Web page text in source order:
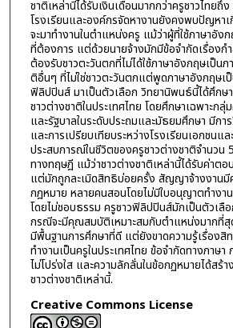
ชาติเหล่านี้ได้รับเงินเดือนมากกว่าครูชาวไทยถึ
โรงเรียนและองค์กรจัดหางานยังคงพบปัญหา
จะมาทำงานในตำแหน่งครู แม้ว่าผู้ที่ใช้ภาษาอัง
ที่ต้องการ แต่ด้วยนายจ้างมักมีข้อจำกัดเรื่องก
ต้องรับชาวตะวันตกที่ไม่ได้ใช้ภาษาอังกฤษเป็น
ติอื่นๆ ที่ไม่ใช่ชาวตะวันตกแต่พูดภาษาอังกฤษเ
ฟิลิปปินส์ มาเป็นตัวเลือก วิทยานิพนธ์นี้ได้ศึกษ
ชาวต่างชาติในประเทศไทย โดยศึกษาเฉพาะกลุ่
และรัฐบาลในระดับประถมและมัธยมศึกษา มีกา
และการเปรียบเทียบระหว่างโรงเรียนเอกชนแ
ประสบการณ์ในชีวิตของครูชาวต่างชาติจำนวน
ทางทฤษฎี แม้ว่าชาวต่างชาติเหล่านี้ได้รับค่าต
แต่มักถูกละเมิดสิทธิบ่อยครั้ง สัญญาจ้างงานมี
กฎหมาย หลายคนสอนโดยไม่มีใบอนุญาตทำงา
โดยไม่ชอบธรรม ครูชาวฟิลิปปินส์มักเป็นตัวเลื
กรณีจะมีคุณสมบัติเหมาะสมกับตำแหน่งมากที่สุ
มีพื้นฐานการศึกษาที่ดี แต่ยังขาดความรู้เรื่องสิ
ทำงานเป็นครูในประเทศไทย ข้อจำกัดทางภาษ
ไม่โปร่งใส และความลักลั่นในข้อกฏหมายได้สร้
ชาวต่างชาติเหล่านี้.
Creative Commons License